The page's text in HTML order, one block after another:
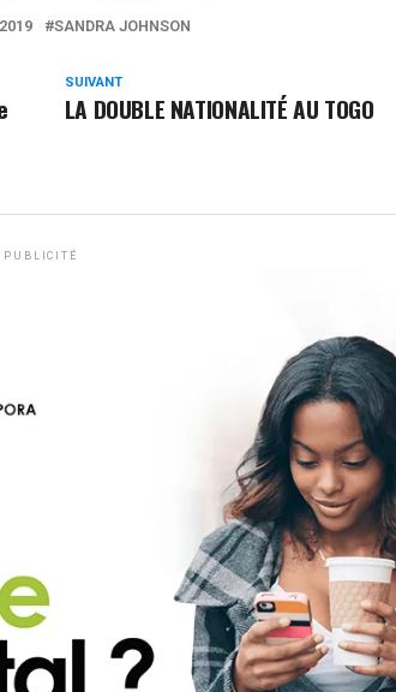
SANDRA JOHNSON
SUIVANT
LA DOUBLE NATIONALITÉ AU TOGO
PUBLICITÉ